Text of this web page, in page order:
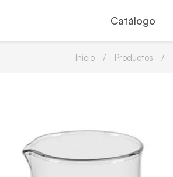
Catálogo
Inicio Productos